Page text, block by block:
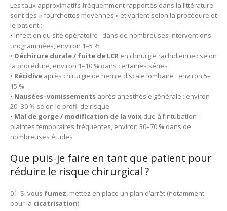
Les taux approximatifs fréquemment rapportés dans la littérature
sont des « fourchettes moyennes » et varient selon la procédure et
le patient :
• Infection du site opératoire : dans de nombreuses interventions
programmées, environ 1–5 %
• Déchirure durale / fuite de LCRen chirurgie rachidienne : selon
la procédure, environ 1–10 % dans certaines séries
• Récidiveaprès chirurgie de hernie discale lombaire : environ 5–
15 %
• Nausées–vomissementsaprès anesthésie générale : environ
20–30 % selon le profil de risque
• Mal de gorge / modification de la voix due à l’intubation :
plaintes temporaires fréquentes, environ 30–70 % dans de
nombreuses études
Que puis-je faire en tant que patient pour
réduire le risque chirurgical ?
Si vous fumez, mettez en place un plan d’arrêt (notamment
pour la cicatrisation).